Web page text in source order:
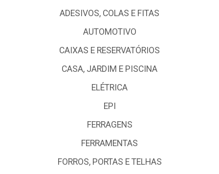
ADESIVOS, COLAS E FITAS
AUTOMOTIVO
CAIXAS E RESERVATÓRIOS
CASA, JARDIM E PISCINA
ELÉTRICA
EPI
FERRAGENS
FERRAMENTAS
FORROS, PORTAS E TELHAS